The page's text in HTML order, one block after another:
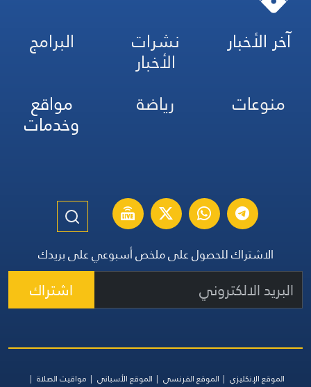
آخر الأخبار نشرات
الأخبار
البرامج
منوعات
رياضة مواقع
وخدمات
الاشتراك للحصول على ملخص أسبوعي على بريدك
اشتراك
الموقع الإنكليزي الموقع الفرنسي الموقع الأسباني مواقيت الصلاة